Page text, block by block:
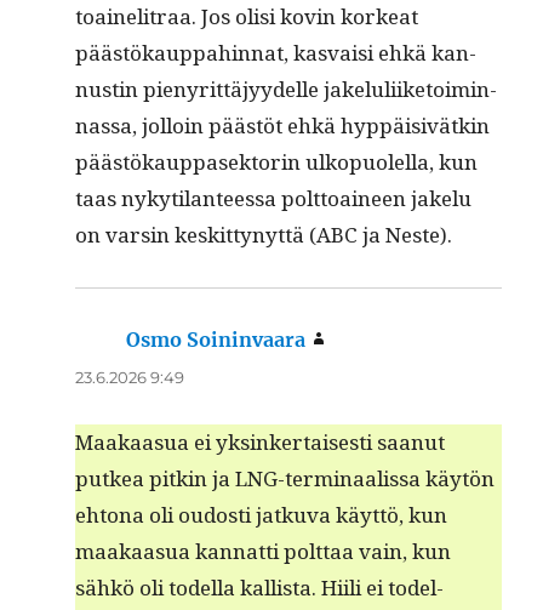
toaineli­traa. Jos olisi kovin korkeat
päästökaup­pahin­nat, kas­vaisi ehkä kan­
nustin pienyrit­täjyy­delle jakeluli­ike­toimin­
nas­sa, jol­loin päästöt ehkä hyp­päi­sivätkin
päästökaup­pasek­torin ulkop­uolel­la, kun
taas nykyti­lanteessa polt­toaineen jakelu
on varsin keskit­tynyt­tä (ABC ja Neste).
Osmo Soininvaara
23.6.2026 9:49
Maakaa­sua ei yksinker­tais­es­ti saanut
putkea pitkin ja LNG-ter­mi­naalis­sa käytön
ehtona oli oudosti jatku­va käyt­tö, kun
maakaa­sua kan­nat­ti polt­taa vain, kun
sähkö oli todel­la kallista. Hiili ei todel­